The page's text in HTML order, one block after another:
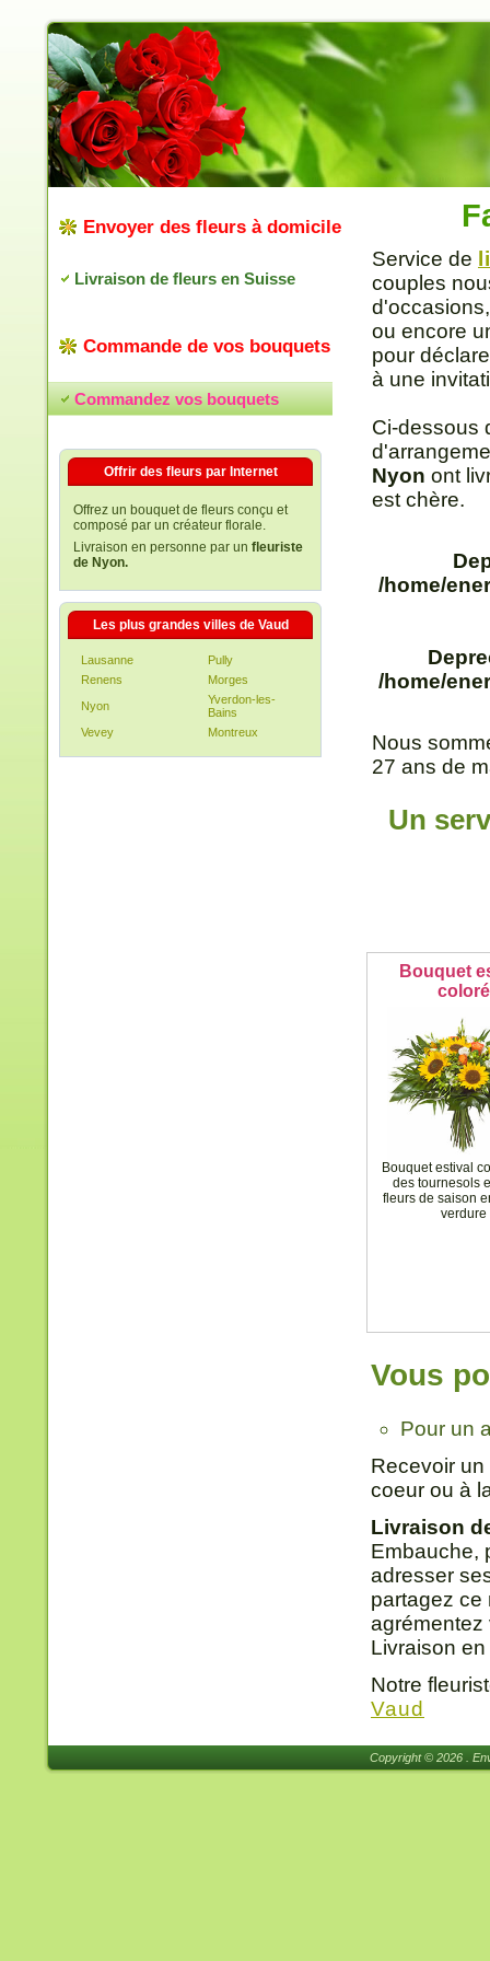
Envoyer des fleurs à domicile
Livraison de fleurs en Suisse
Commande de vos bouquets
Commandez vos bouquets
Offrir des fleurs par Internet
Offrez un bouquet de fleurs conçu et
composé par un créateur florale.
Livraison en personne par un fleuriste
de Nyon.
Les plus grandes villes de Vaud
Lausanne
Pully
Renens
Morges
Nyon
Yverdon-les-
Bains
Vevey
Montreux
Service de
couples
ou encore
pour
à une
Ci-dessous
Nyon ont
est chère.
/home/
/home/
Nous
27 ans de
Un
Bouquet
coloré
Bouquet estival
des tournesols
fleurs de saison
verdure
Vous
Pour un
Recevoir
coeur ou à
Livraison
Embauche,
adresser
partagez ce
agrémentez
Livraison
Notre
Vaud
Copyright © 2026 .